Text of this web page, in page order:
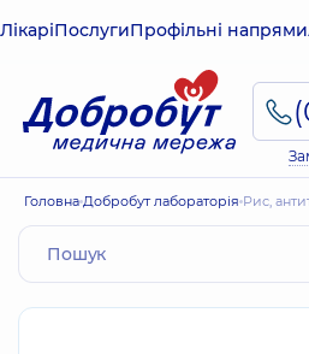
ЛікаріПослугиПрофільні напрями
Головна Добробут лабораторія Рис,